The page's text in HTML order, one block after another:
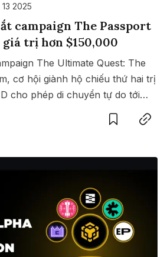
2025
campaign The Passport
trị hơn $150,000
The Ultimate Quest: The
cơ hội giành hộ chiếu thứ hai trị
cho phép di chuyển tự do tới
cần visa.
SaveCopy link